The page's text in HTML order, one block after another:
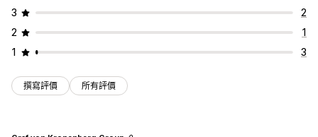
3
2
2
1
1
3
撰寫評價 所有評價